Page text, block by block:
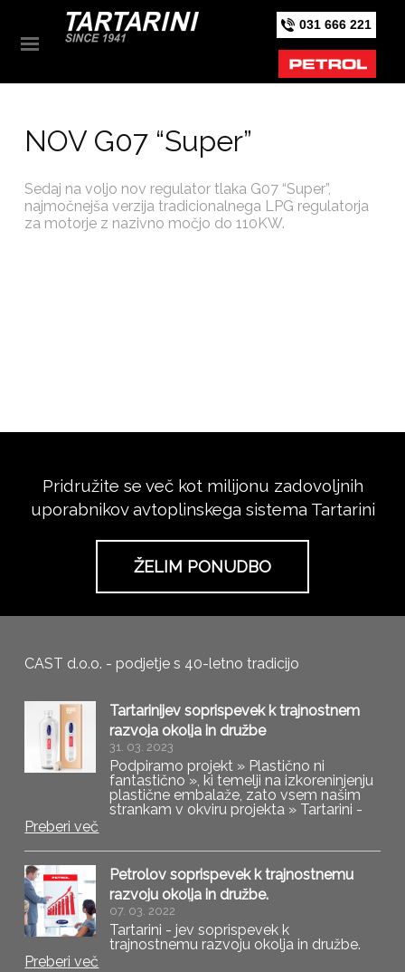
031 666 221
NOV G07 “Super”
Sedaj na voljo nov regulator tlaka G07 “Super”,
najmočnejša verzija tradicionalnega LPG regulatorja
za motorje z nazivno močjo do 110KW.
Pridružite se več kot milijonu zadovoljnih
uporabnikov avtoplinskega sistema Tartarini
ŽELIM PONUDBO
CAST d.o.o. - podjetje s 40-letno tradicijo
Tartarinijev soprispevek k trajnostnem
razvoja okolja in družbe
31. 03. 2023
Podpiramo projekt » Plastično ni
fantastično », ki temelji na izkoreninjenju
plastične embalaže, zato vsem našim
strankam v okviru projekta » Tartarini -
avtoplinski pogon podarimo še
brezplačno steklenko
Preberi več
Petrolov soprispevek k trajnostnemu
razvoju okolja in družbe.
07. 03. 2022
Tartarini - jev soprispevek k
trajnostnemu razvoju okolja in družbe.
Preberi več